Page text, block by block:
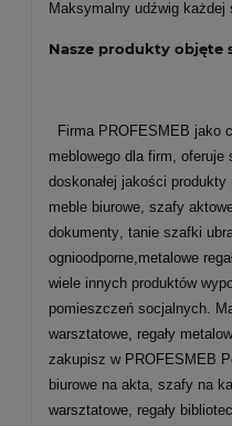
Maksymalny udźwig każdej
Nasze produkty objęte
Firma PROFESMEB jako
meblowego dla firm,
doskonałej jakości produkty
meble biurowe, szafy
dokumenty, tanie szafki
ognioodporne,metalowe
wiele innych produktów
pomieszczeń socjalnych.
warsztatowe, regały
zakupisz w PROFESMEB
biurowe na akta, szafy na
warsztatowe, regały